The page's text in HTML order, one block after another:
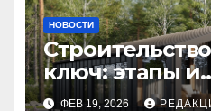
НОВОСТИ
ключ: этапы и
планирование
ФЕВ 19, 2026